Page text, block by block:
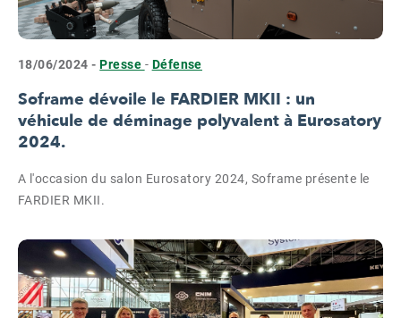
18/06/2024 - Presse - Défense
Soframe dévoile le FARDIER MKII : un
véhicule de déminage polyvalent à Eurosatory
2024.
A l'occasion du salon Eurosatory 2024, Soframe présente le
FARDIER MKII.